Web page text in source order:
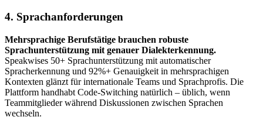
4. Sprachanforderungen
Mehrsprachige Berufstätige brauchen robuste
Sprachunterstützung mit genauer Dialekterkennung.
Speakwises 50+ Sprachunterstützung mit automatischer
Spracherkennung und 92%+ Genauigkeit in mehrsprachigen
Kontexten glänzt für internationale Teams und Sprachprofis. Die
Plattform handhabt Code-Switching natürlich – üblich, wenn
Teammitglieder während Diskussionen zwischen Sprachen
wechseln.